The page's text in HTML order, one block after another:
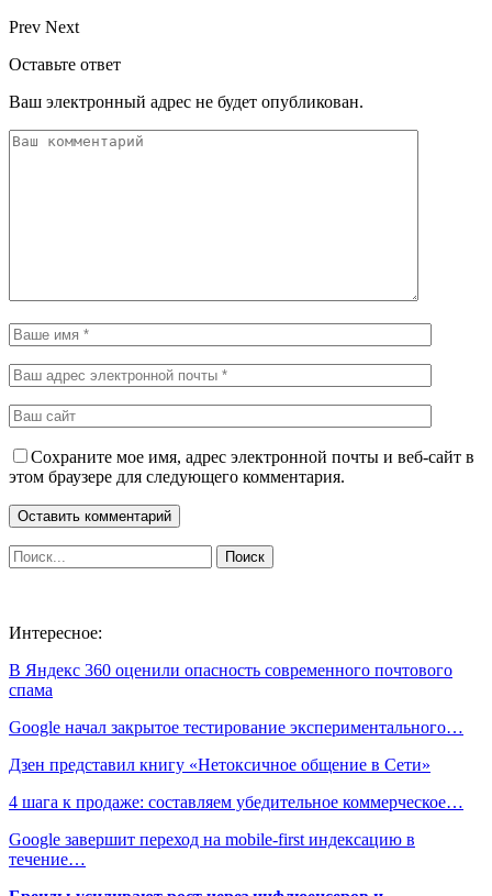
Prev Next
Оставьте ответ
Ваш электронный адрес не будет опубликован.
Сохраните мое имя, адрес электронной почты и веб-сайт в
этом браузере для следующего комментария.
Интересное:
В Яндекс 360 оценили опасность современного почтового
спама
Google начал закрытое тестирование экспериментального…
Дзен представил книгу «Нетоксичное общение в Сети»
4 шага к продаже: составляем убедительное коммерческое…
Google завершит переход на mobile-first индексацию в
течение…